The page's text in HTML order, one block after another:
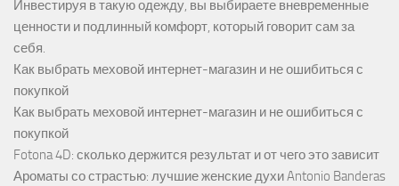
Инвестируя в такую одежду, вы выбираете вневременные
ценности и подлинный комфорт, который говорит сам за
себя.
Как выбрать меховой интернет-магазин и не ошибиться с
покупкой
Как выбрать меховой интернет-магазин и не ошибиться с
покупкой
Fotona 4D: сколько держится результат и от чего это зависит
Ароматы со страстью: лучшие женские духи Antonio Banderas